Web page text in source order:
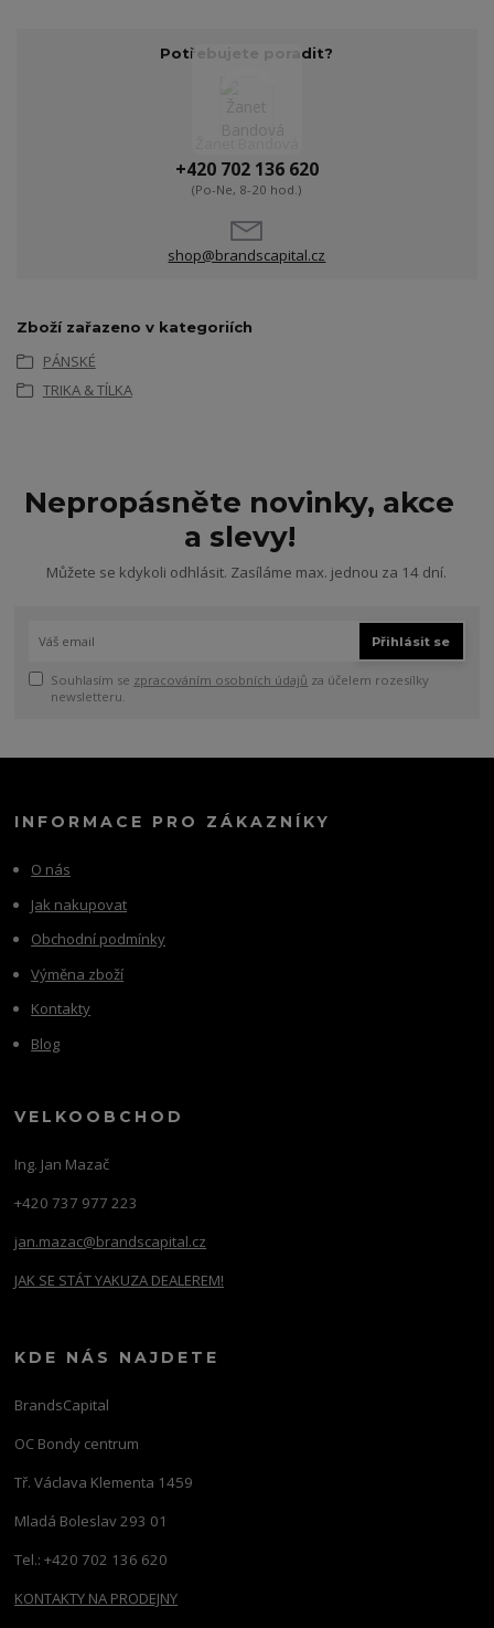
Potřebujete poradit?
+420 702 136 620
(Po-Ne, 8-20 hod.)
shop@brandscapital.cz
Zboží zařazeno v kategoriích
PÁNSKÉ
TRIKA & TÍLKA
Nepropásněte novinky, akce
a slevy!
Můžete se kdykoli odhlásit. Zasíláme max. jednou za 14 dní.
Přihlásit se
Souhlasím se zpracováním osobních údajů za účelem rozesílky
newsletteru.
INFORMACE PRO ZÁKAZNÍKY
O nás
Jak nakupovat
Obchodní podmínky
Výměna zboží
Kontakty
Blog
VELKOOBCHOD
Ing. Jan Mazač
+420 737 977 223
jan.mazac@brandscapital.cz
JAK SE STÁT YAKUZA DEALEREM!
KDE NÁS NAJDETE
BrandsCapital
OC Bondy centrum
Tř. Václava Klementa 1459
Mladá Boleslav 293 01
Tel.: +420 702 136 620
KONTAKTY NA PRODEJNY